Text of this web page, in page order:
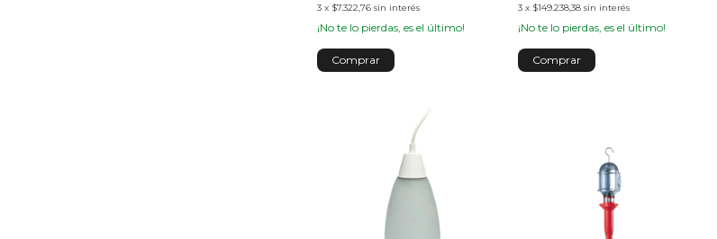
3 x $7.322,76 sin interés
¡No te lo pierdas, es el último!
3 x $149.238,38 sin interés
¡No te lo pierdas, es el último!